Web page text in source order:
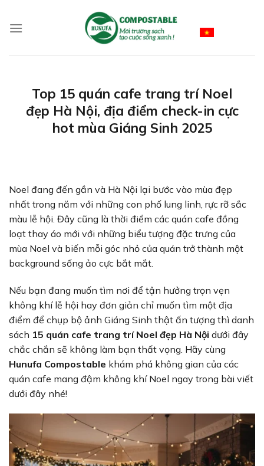
content
Top 15 quán cafe trang trí Noel
đẹp Hà Nội, địa điểm check-in cực
hot mùa Giáng Sinh 2025
Noel đang đến gần và Hà Nội lại bước vào mùa đẹp
nhất trong năm với những con phố lung linh, rực rỡ sắc
màu lễ hội. Đây cũng là thời điểm các quán cafe đồng
loạt thay áo mới với những biểu tượng đặc trưng của
mùa Noel và biến mỗi góc nhỏ của quán trở thành một
background sống ảo cực bắt mắt.
Nếu bạn đang muốn tìm nơi để tận hưởng trọn vẹn
không khí lễ hội hay đơn giản chỉ muốn tìm một địa
điểm để chụp bộ ảnh Giáng Sinh thật ấn tượng thì danh
sách 15 quán cafe trang trí Noel đẹp Hà Nội dưới đây
chắc chắn sẽ không làm bạn thất vọng. Hãy cùng
Hunufa Compostable khám phá không gian của các
quán cafe mang đậm không khí Noel ngay trong bài viết
dưới đây nhé!